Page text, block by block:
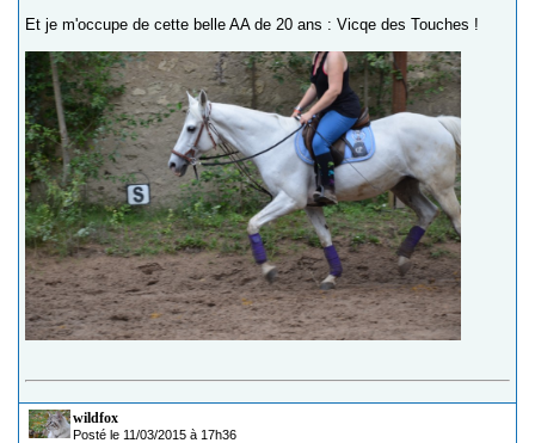
Et je m'occupe de cette belle AA de 20 ans : Vicqe des Touches !
wildfox
Posté le 11/03/2015 à 17h36